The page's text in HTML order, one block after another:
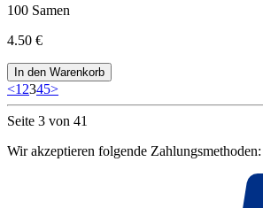
100 Samen
4.50 €
In den Warenkorb
<1 2345>
Seite 3 von 41
Wir akzeptieren folgende Zahlungsmethoden: